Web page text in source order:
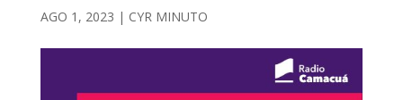
AGO 1, 2023 | CYR MINUTO